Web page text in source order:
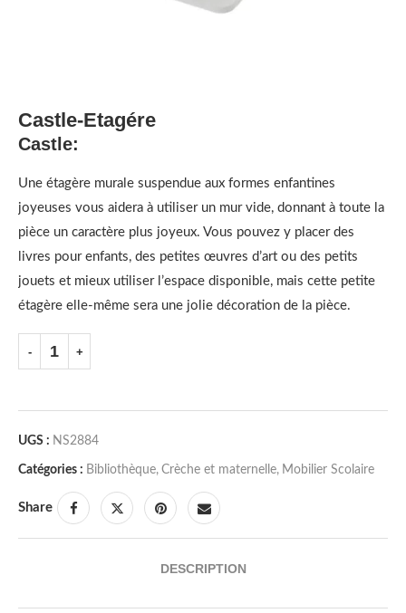
Castle-Etagére
Castle:
Une étagère murale suspendue aux formes enfantines
joyeuses vous aidera à utiliser un mur vide, donnant à toute la
pièce un caractère plus joyeux. Vous pouvez y placer des
livres pour enfants, des petites œuvres d’art ou des petits
jouets et mieux utiliser l’espace disponible, mais cette petite
étagère elle-même sera une jolie décoration de la pièce.
UGS : NS2884
Catégories : Bibliothèque, Crèche et maternelle, Mobilier Scolaire
Share
DESCRIPTION